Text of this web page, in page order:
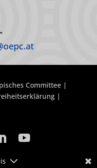
Committee |
|